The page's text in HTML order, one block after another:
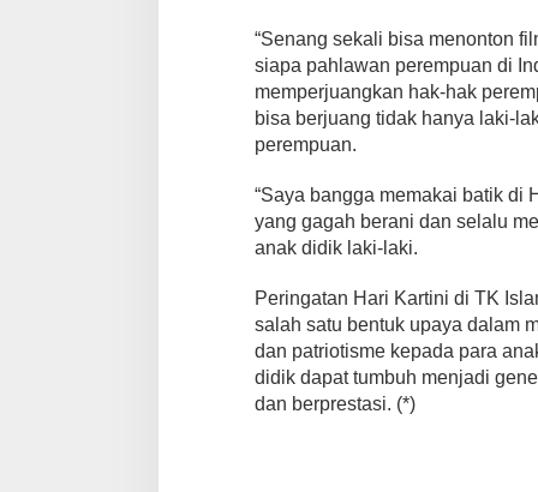
“Senang sekali bisa menonton
siapa pahlawan perempuan di
memperjuangkan hak-hak
bisa berjuang tidak hanya laki-
perempuan.
“Saya bangga memakai batik di
yang gagah berani dan selalu
anak didik laki-laki.
Peringatan Hari Kartini di TK
salah satu bentuk upaya dalam
dan patriotisme kepada para
didik dapat tumbuh menjadi
dan berprestasi. (*)